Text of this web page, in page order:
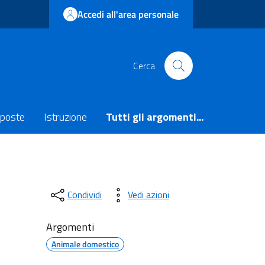
Accedi all'area personale
Cerca
Istruzione Tutti gli argomenti...
Condividi Vedi azioni
Argomenti
Animale domestico